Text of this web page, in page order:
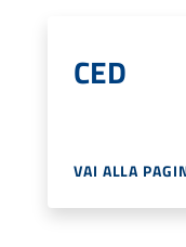
CED
VAI ALLA